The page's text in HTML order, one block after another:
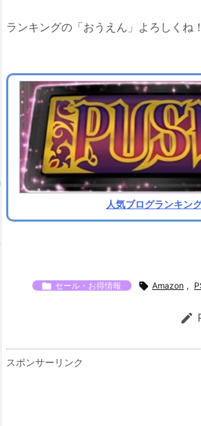
ランキングの「おうえん」よろしくね！
人気ブログランキン
 セール・お得情報  Amazon ,

スポンサーリンク